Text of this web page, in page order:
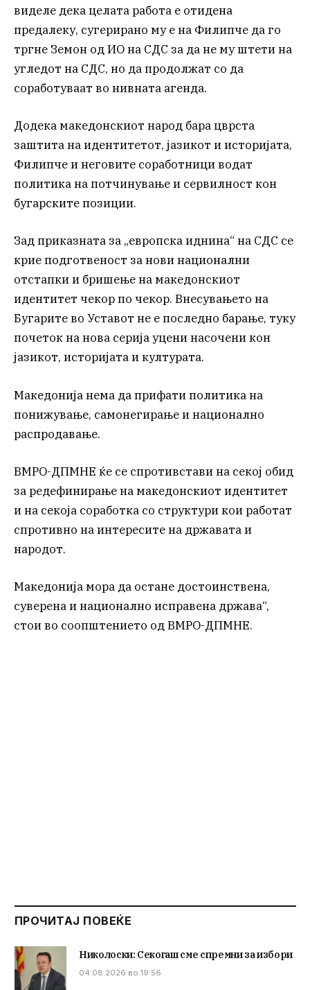
виделе дека целата работа е отидена
предалеку, сугерирано му е на Филипче да го
тргне Земон од ИО на СДС за да не му штети на
угледот на СДС, но да продолжат со да
соработуваат во нивната агенда.
Додека македонскиот народ бара цврста
заштита на идентитетот, јазикот и историјата,
Филипче и неговите соработници водат
политика на потчинување и сервилност кон
бугарските позиции.
Зад приказната за „европска иднина“ на СДС се
крие подготвеност за нови национални
отстапки и бришење на македонскиот
идентитет чекор по чекор. Внесувањето на
Бугарите во Уставот не е последно барање, туку
почеток на нова серија уцени насочени кон
јазикот, историјата и културата.
Македонија нема да прифати политика на
понижување, самонегирање и национално
распродавање.
ВМРО-ДПМНЕ ќе се спротивстави на секој обид
за редефинирање на македонскиот идентитет
и на секоја соработка со структури кои работат
спротивно на интересите на државата и
народот.
Македонија мора да остане достоинствена,
суверена и национално исправена држава“,
стои во соопштението од ВМРО-ДПМНЕ.
ПРОЧИТАЈ ПОВЕЌЕ
Николоски: Секогаш сме спремни за избори
04.08.2026 во 19:56